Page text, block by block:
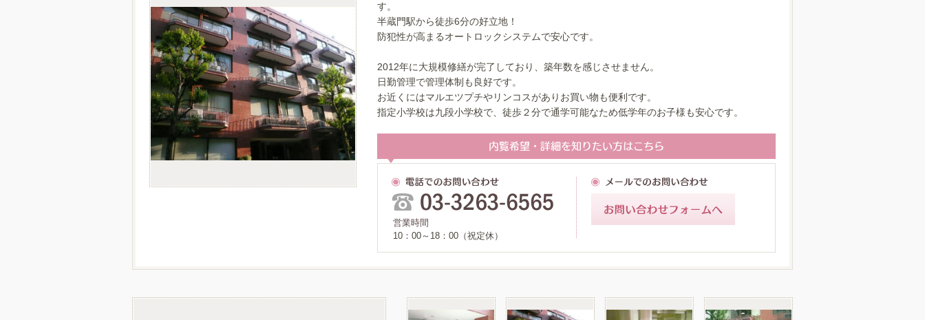
す。
半蔵門駅から徒歩6分の好立地！
防犯性が高まるオートロックシステムで安心です。
2012年に大規模修繕が完了しており、築年数を感じさせません。
日勤管理で管理体制も良好です。
お近くにはマルエツプチやリンコスがありお買い物も便利です。
指定小学校は九段小学校で、徒歩２分で通学可能なため低学年のお子様も安心です。
営業時間
10：00～18：00（祝定休）